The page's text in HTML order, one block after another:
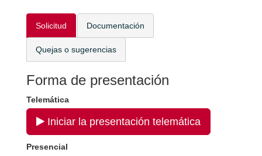
Solicitud Documentación
Quejas o sugerencias
Forma de presentación
Telemática
Iniciar la presentación telemática
Presencial